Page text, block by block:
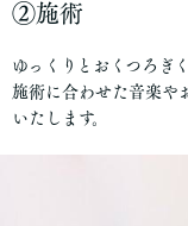
②施術
ゆっくりとおくつろぎ
施術に合わせた音楽や
いたします。